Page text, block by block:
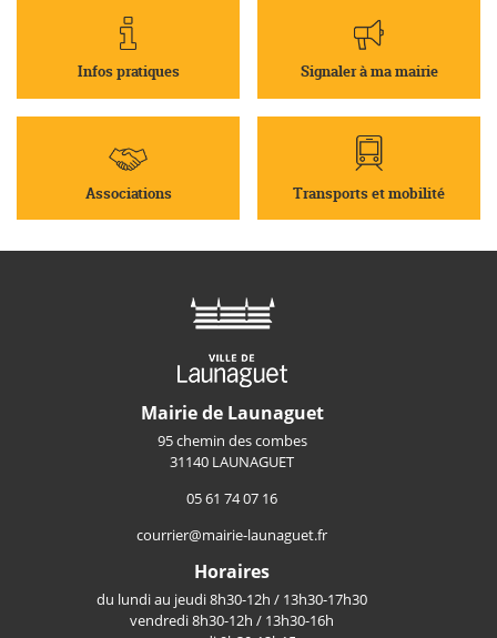
Infos pratiques Signaler à ma mairie
Associations Transports et mobilité
Mairie de Launaguet
95 chemin des combes
31140 LAUNAGUET
05 61 74 07 16
courrier@mairie-launaguet.fr
Horaires
du lundi au jeudi 8h30-12h / 13h30-17h30
vendredi 8h30-12h / 13h30-16h